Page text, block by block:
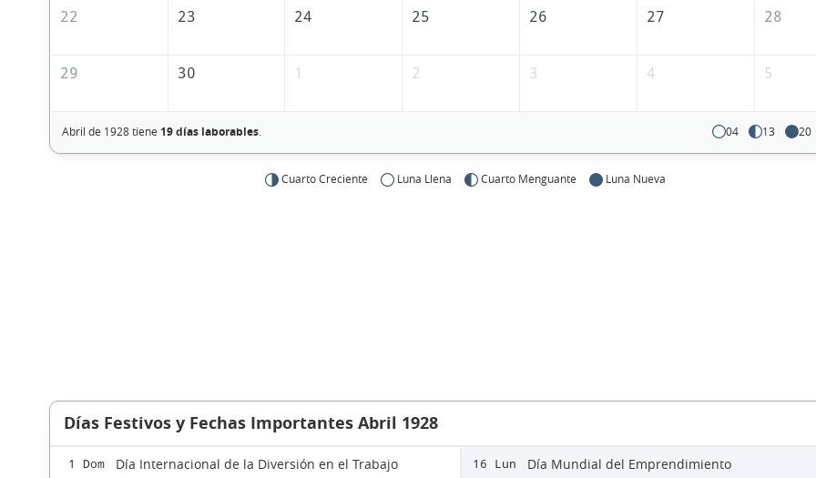
22 23 24 25 26 27 28
29 30 1 2 3 4 5
Abril de 1928 tiene 19 días laborables. 04 13 20
Cuarto Creciente Luna Llena Cuarto Menguante Luna Nueva
Días Festivos y Fechas Importantes Abril 1928
1 Dom Día Internacional de la Diversión en el Trabajo 16 Lun Día Mundial del Emprendimiento